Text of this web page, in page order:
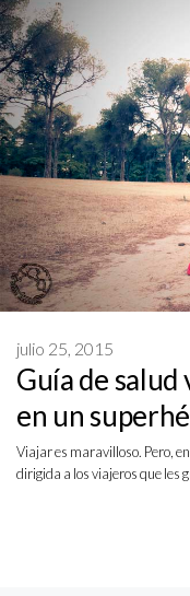
Guía de
en un
julio 25, 2015
Viajar es maravilloso. Pero,
dirigida a los viajeros que les